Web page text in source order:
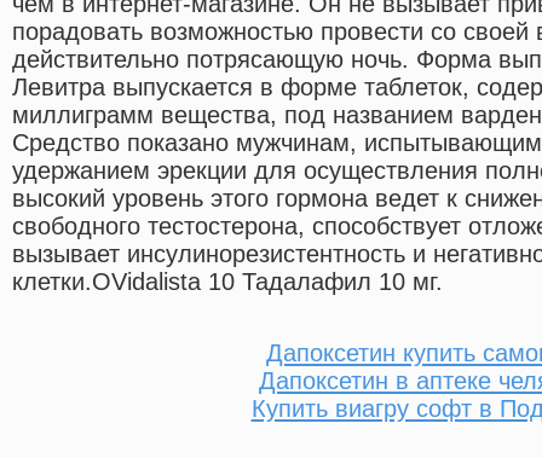
порадовать возможностью провести со своей
действительно потрясающую ночь. Форма
Левитра выпускается в форме таблеток,
миллиграмм вещества, под названием
Средство показано мужчинам,
удержанием эрекции для осуществления
высокий уровень этого гормона ведет к
свободного тестостерона, способствует
вызывает инсулинорезистентность и
клетки.OVidalista 10 Тадалафил 10 мг.
Дапоксетин купить
Дапоксетин в аптеке
Купить виагру софт в